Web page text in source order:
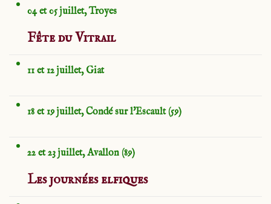
04 et 05 juillet, Troyes
Fête du Vitrail
11 et 12 juillet, Giat
18 et 19 juillet, Condé sur l'Escault (59)
22 et 23 juillet, Avallon (89)
Les journées elfiques